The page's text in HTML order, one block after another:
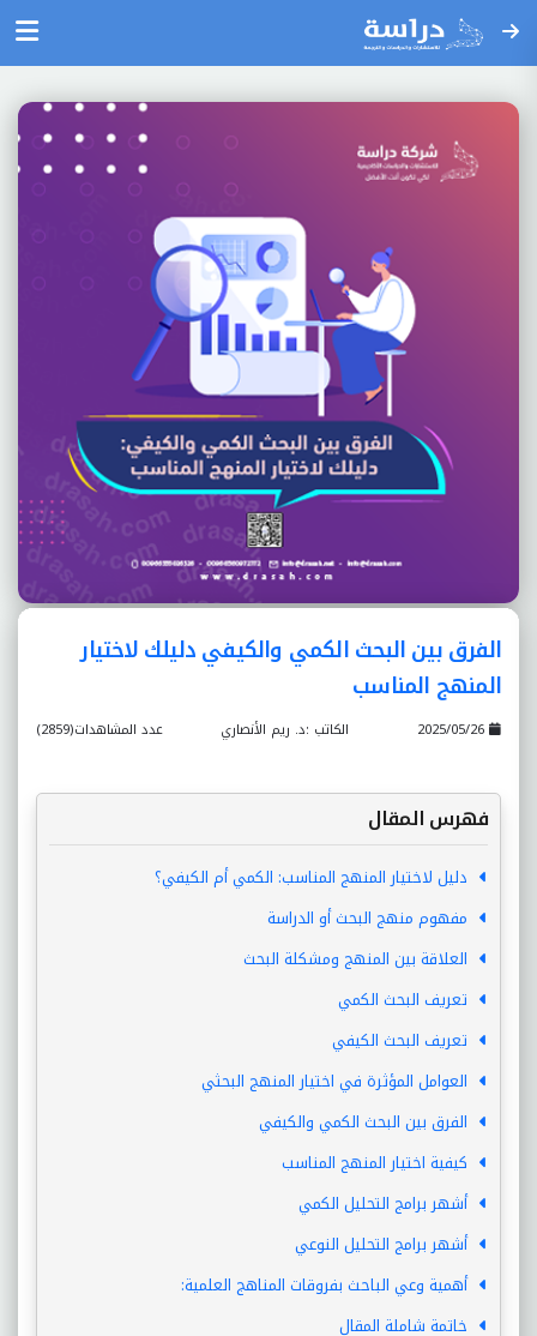
الفرق بين البحث الكمي والكيفي دليلك لاختيار
المنهج المناسب
عدد المشاهدات(2859) الكاتب :د. ريم الأنصاري
فهرس المقال
دليل لاختيار المنهج المناسب: الكمي أم الكيفي؟
مفهوم منهج البحث أو الدراسة
العلاقة بين المنهج ومشكلة البحث
تعريف البحث الكمي
تعريف البحث الكيفي
العوامل المؤثرة في اختيار المنهج البحثي
الفرق بين البحث الكمي والكيفي
كيفية اختيار المنهج المناسب
أشهر برامج التحليل الكمي
أشهر برامج التحليل النوعي
أهمية وعي الباحث بفروقات المناهج العلمية:
خاتمة شاملة المقال